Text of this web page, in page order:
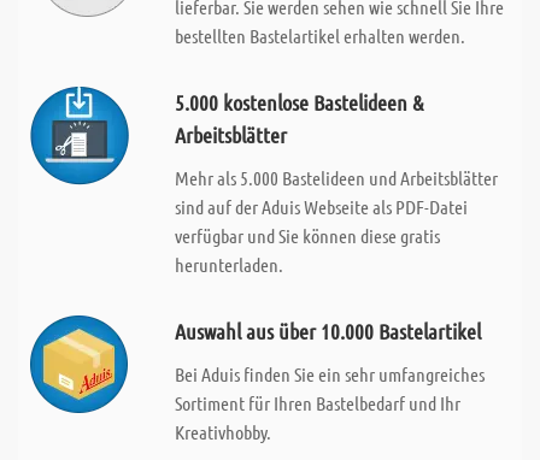
lieferbar. Sie werden sehen wie schnell Sie Ihre
bestellten Bastelartikel erhalten werden.
5.000 kostenlose Bastelideen &
Arbeitsblätter
Mehr als 5.000 Bastelideen und Arbeitsblätter
sind auf der Aduis Webseite als PDF-Datei
verfügbar und Sie können diese gratis
herunterladen.
Auswahl aus über 10.000 Bastelartikel
Bei Aduis finden Sie ein sehr umfangreiches
Sortiment für Ihren Bastelbedarf und Ihr
Kreativhobby.